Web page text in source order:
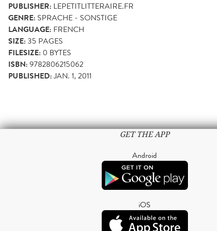
PUBLISHER: LEPETITLITTERAIRE.FR
GENRE: SPRACHE - SONSTIGE
LANGUAGE: FRENCH
SIZE:35 PAGES
FILESIZE: 0 BYTES
ISBN:9782806215062
PUBLISHED:JAN. 1, 2011
GET THE APP
Android
iOS